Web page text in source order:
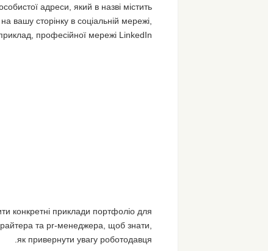
адреси, який в назві містить
сторінку в соціальній мережі,
професійної мережі LinkedIn.
конкретні приклади портфоліо для
та pr-менеджера, щоб знати,
як привернути увагу роботодавця.